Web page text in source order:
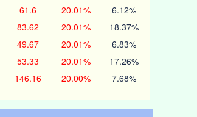
61.6 20.01% 6.12%
83.62 20.01% 18.37%
49.67 20.01% 6.83%
53.33 20.01% 17.26%
146.16 20.00% 7.68%